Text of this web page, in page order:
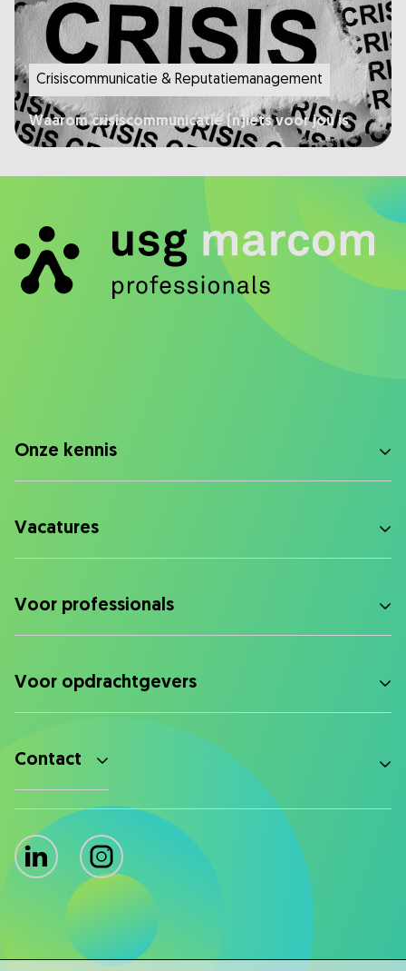
Crisiscommunicatie & Reputatiemanagement
Waarom crisiscommunicatie (n)iets voor jou is
Onze kennis
Vacatures
Voor professionals
Voor opdrachtgevers
Contact
LinkedIn Instagram